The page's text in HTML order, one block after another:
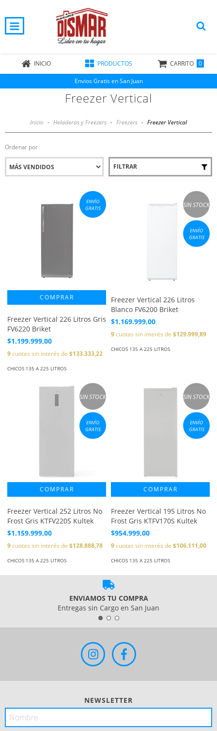
INICIO PRODUCTOS CARRITO 0
Envios Gratis en San Juan
Freezer Vertical
Inicio - Heladeras y Freezers - Freezers - Freezer Vertical
Ordenar por
FILTRAR
ENVÍO
GRATIS
Freezer Vertical 226 Litros Gris
FV6220 Briket
$1.199.999,00
9cuotas sin interés de $133.333,22
CHICOS 135 A 225 LITROS
SIN STOCK
ENVÍO
GRATIS
Freezer Vertical 226 Litros
Blanco FV6200 Briket
$1.169.999,00
9cuotas sin interés de $129.999,89
CHICOS 135 A 225 LITROS
SIN STOCK
ENVÍO
GRATIS
Freezer Vertical 252 Litros No
Frost Gris KTFV220S Kultek
$1.159.999,00
9cuotas sin interés de $128.888,78
CHICOS 135 A 225 LITROS
SIN STOCK
ENVÍO
GRATIS
Freezer Vertical 195 Litros No
Frost Gris KTFV170S Kultek
$954.999,00
9cuotas sin interés de $106.111,00
CHICOS 135 A 225 LITROS
ENVIAMOS TU COMPRA
Entregas sin Cargo en San Juan
NEWSLETTER